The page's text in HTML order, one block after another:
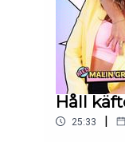
Håll
25:33 |